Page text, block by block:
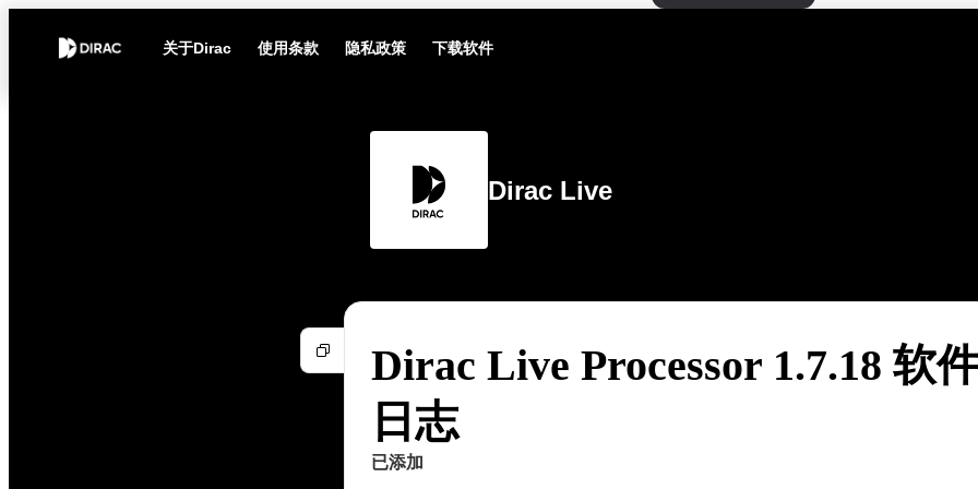
关于Dirac 使用条款 隐私政策 下载软件
Dirac Live
Dirac Live Processor 1.7.18 软
日志
已添加